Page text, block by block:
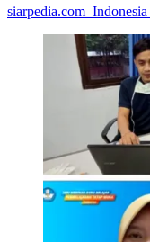
siarpedia.com_Indonesia